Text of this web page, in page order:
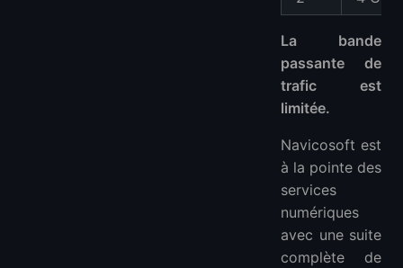
La bande
passante de
trafic est
limitée.
Navicosoft est
à la pointe des
services
numériques
avec une suite
complète de